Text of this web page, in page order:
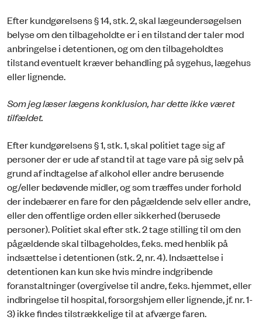
Efter kundgørelsens § 14, stk. 2, skal lægeundersøgelsen
belyse om den tilbageholdte er i en tilstand der taler mod
anbringelse i detentionen, og om den tilbageholdtes
tilstand eventuelt kræver behandling på sygehus, lægehus
eller lignende.
Som jeg læser lægens konklusion, har dette ikke været
tilfældet.
Efter kundgørelsens § 1, stk. 1, skal politiet tage sig af
personer der er ude af stand til at tage vare på sig selv på
grund af indtagelse af alkohol eller andre beru­sende
og/eller bedøvende midler, og som træffes under forhold
der indebærer en fare for den pågældende selv eller andre,
eller den offentlige orden eller sikkerhed (berusede
personer). Politiet skal efter stk. 2 tage stilling til om den
pågældende skal tilbageholdes, f.eks. med henblik på
indsættelse i detentionen (stk. 2, nr. 4). Indsættelse i
detentionen kan kun ske hvis mindre indgribende
foranstaltninger (overgivelse til andre, f.eks. hjemmet, eller
indbringelse til hospital, forsorgshjem eller lignende, jf. nr. 1-
3) ikke findes tilstrækkelige til at afværge faren.